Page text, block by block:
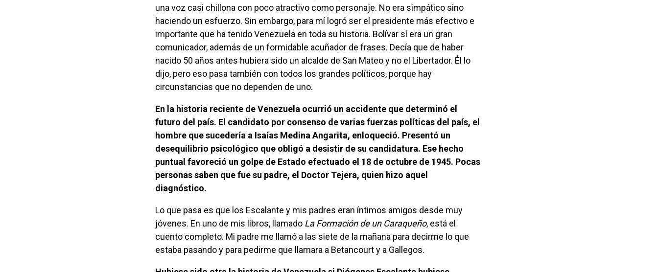
una voz casi chillona con poco atractivo como personaje. No era simpático sino
haciendo un esfuerzo. Sin embargo, para mí logró ser el presidente más efectivo e
importante que ha tenido Venezuela en toda su historia. Bolívar sí era un gran
comunicador, además de un formidable acuñador de frases. Decía que de haber
nacido 50 años antes hubiera sido un alcalde de San Mateo y no el Libertador. Él lo
dijo, pero eso pasa también con todos los grandes políticos, porque hay
circunstancias que no dependen de uno.
En la historia reciente de Venezuela ocurrió un accidente que determinó el
futuro del país. El candidato por consenso de varias fuerzas políticas del país, el
hombre que sucedería a Isaías Medina Angarita, enloqueció. Presentó un
desequilibrio psicológico que obligó a desistir de su candidatura. Ese hecho
puntual favoreció un golpe de Estado efectuado el 18 de octubre de 1945. Pocas
personas saben que fue su padre, el Doctor Tejera, quien hizo aquel
diagnóstico.
Lo que pasa es que los Escalante y mis padres eran íntimos amigos desde muy
jóvenes. En uno de mis libros, llamado La Formación de un Caraqueño, está el
cuento completo. Mi padre me llamó a las siete de la mañana para decirme lo que
estaba pasando y para pedirme que llamara a Betancourt y a Gallegos.